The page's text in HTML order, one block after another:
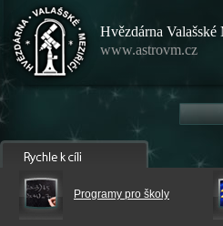
Hvězdárna
www.astrovm.cz
Programy pro školy